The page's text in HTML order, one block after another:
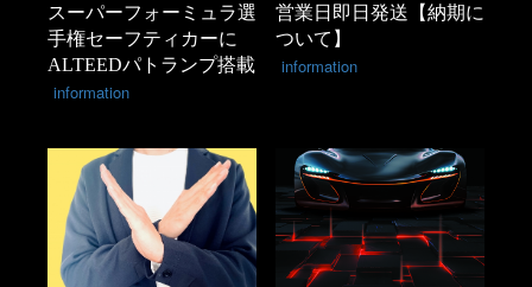
スーパーフォーミュラ選
手権セーフティカーに
ALTEEDパトランプ搭載
information
営業日即日発送【納期に
ついて】
information